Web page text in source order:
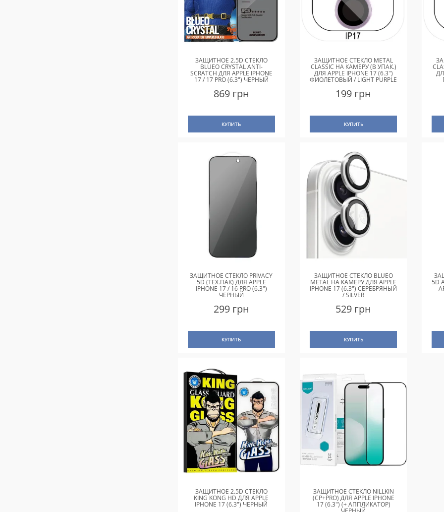
ЗАЩИТНОЕ 2.5D СТЕКЛО
BLUEO CRYSTAL ANTI-
SCRATCH ДЛЯ APPLE IPHONE
17 / 17 PRO (6.3") ЧЕРНЫЙ
869 грн
КУПИТЬ
ЗАЩИТНОЕ СТЕКЛО METAL
CLASSIC НА КАМЕРУ (В УПАК.)
ДЛЯ APPLE IPHONE 17 (6.3")
ФИОЛЕТОВЫЙ / LIGHT PURPLE
199 грн
КУПИТЬ
ЗАЩИТНОЕ СТЕКЛО PRIVACY
5D (ТЕХ.ПАК) ДЛЯ APPLE
IPHONE 17 / 16 PRO (6.3")
ЧЕРНЫЙ
299 грн
КУПИТЬ
ЗАЩИТНОЕ СТЕКЛО BLUEO
METAL НА КАМЕРУ ДЛЯ APPLE
IPHONE 17 (6.3") СЕРЕБРЯНЫЙ
/ SILVER
529 грн
КУПИТЬ
5D
ЗАЩИТНОЕ 2.5D СТЕКЛО
KING KONG HD ДЛЯ APPLE
IPHONE 17 (6.3") ЧЕРНЫЙ
ЗАЩИТНОЕ СТЕКЛО NILLKIN
(CP+PRO) ДЛЯ APPLE IPHONE
17 (6.3") (+ АППЛИКАТОР)